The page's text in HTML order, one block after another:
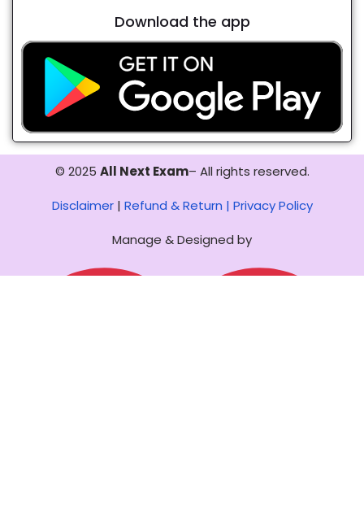
Download the app
© 2025 All Next Exam– All rights reserved.
Disclaimer| Refund & Return | Privacy Policy
Manage & Designed by